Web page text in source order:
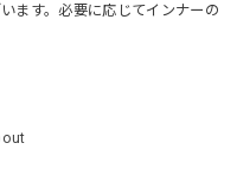
ます。必要に応じてインナーの